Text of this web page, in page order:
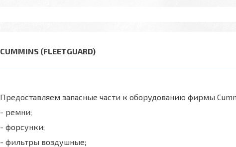
CUMMINS (FLEETGUARD)
Предоставляем запасные части к оборудованию фирмы
- ремни;
- форсунки;
- фильтры воздушные;